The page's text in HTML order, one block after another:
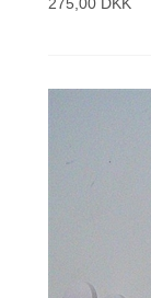
275,00 DKK